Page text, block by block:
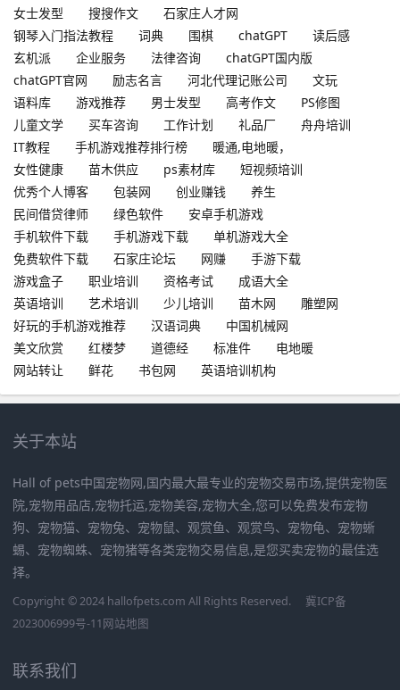
女士发型
搜搜作文
石家庄人才网
钢琴入门指法教程
词典 围棋 chatGPT
读后感
玄机派
企业服务 法律咨询
chatGPT国内版
chatGPT官网
励志名言 河北代理记账公司
文玩
语料库
游戏推荐 男士发型 高考作文
PS修图
儿童文学
买车咨询 工作计划 礼品厂
舟舟培训
IT教程
手机游戏推荐排行榜
暖通,电地暖，
女性健康
苗木供应 ps素材库
短视频培训
优秀个人博客
包装网 创业赚钱
养生
民间借贷律师
绿色软件
安卓手机游戏
手机软件下载
手机游戏下载
单机游戏大全
免费软件下载
石家庄论坛 网赚
手游下载
游戏盒子
职业培训 资格考试
成语大全
英语培训
艺术培训 少儿培训 苗木网
雕塑网
好玩的手机游戏推荐
汉语词典
中国机械网
美文欣赏
红楼梦 道德经 标准件
电地暖
网站转让
鲜花 书包网 英语培训机构
关于本站
Hall of pets中国宠物网,国内最大最专业的宠物交易市场,提供宠物医
院,宠物用品店,宠物托运,宠物美容,宠物大全,您可以免费发布宠物
狗、宠物猫、宠物兔、宠物鼠、观赏鱼、观赏鸟、宠物龟、宠物蜥
蜴、宠物蜘蛛、宠物猪等各类宠物交易信息,是您买卖宠物的最佳选
择。
Copyright © 2024 hallofpets.com All Rights Reserved.
冀ICP备
2023006999号-11网站地图
联系我们